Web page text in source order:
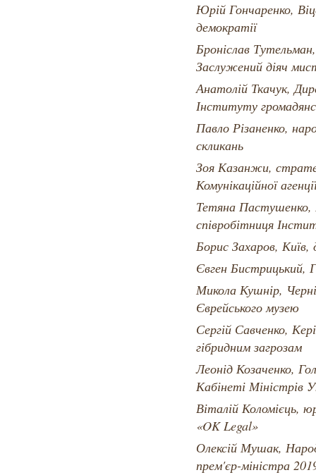
Юрій Гончаренко,
демократії
Броніслав
Заслужений діяч
Анатолій Ткачук,
Інституту
Павло Різаненко,
скликань
Зоя Казанжи,
Комунікаційної
Тетяна Пастушенко,
співробітниця
Борис Захаров,
Євген Бистрицький,
Микола Кушнір,
Єврейського музею
Сергій Савченко,
гібридним загрозам
Леонід Козаченко,
Кабінеті Міністрів
Віталій Коломієць,
«OK Legal»
Олексій Мушак,
прем'єр-міністра